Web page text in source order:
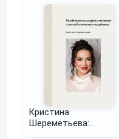
Кристина
Шереметьева: